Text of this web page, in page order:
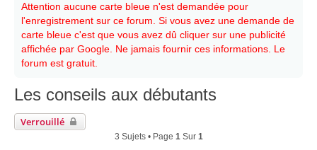
Attention aucune carte bleue n'est demandée pour
l'enregistrement sur ce forum. Si vous avez une demande de
carte bleue c'est que vous avez dû cliquer sur une publicité
affichée par Google. Ne jamais fournir ces informations. Le
forum est gratuit.
Les conseils aux débutants
Verrouillé
3 Sujets • Page 1Sur 1